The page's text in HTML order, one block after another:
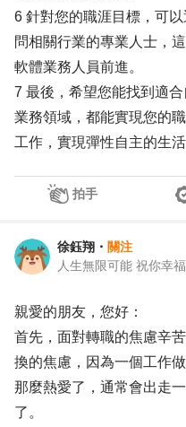
6 針對您的職涯目標，可
問相關行業的專業人士，
軟體業務人員前進。
7 最後，希望您能找到適
業務領域，都能實現您的
工作，實現彈性自主的生活
拍手
徐鈺翔 ・ 關注
人生無限可能 祝你幸福
親愛的朋友，您好：
首先，面對轉職的焦慮辛
換的焦慮，因為一個工作
那麼熱愛了，通常會出走
了。